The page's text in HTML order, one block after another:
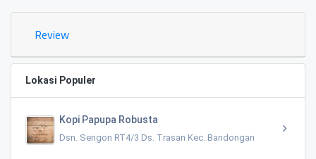
Review
Lokasi Populer
Kopi Papupa Robusta
Dsn. Sengon RT4/3 Ds. Trasan Kec. Bandongan